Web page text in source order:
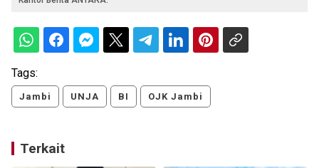
Tags:
Jambi UNJA BI OJK Jambi
Terkait